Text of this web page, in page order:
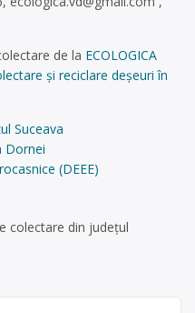
de la ECOLOGICA
și reciclare deșeuri în
Suceava
Dornei
(DEEE)
colectare din județul